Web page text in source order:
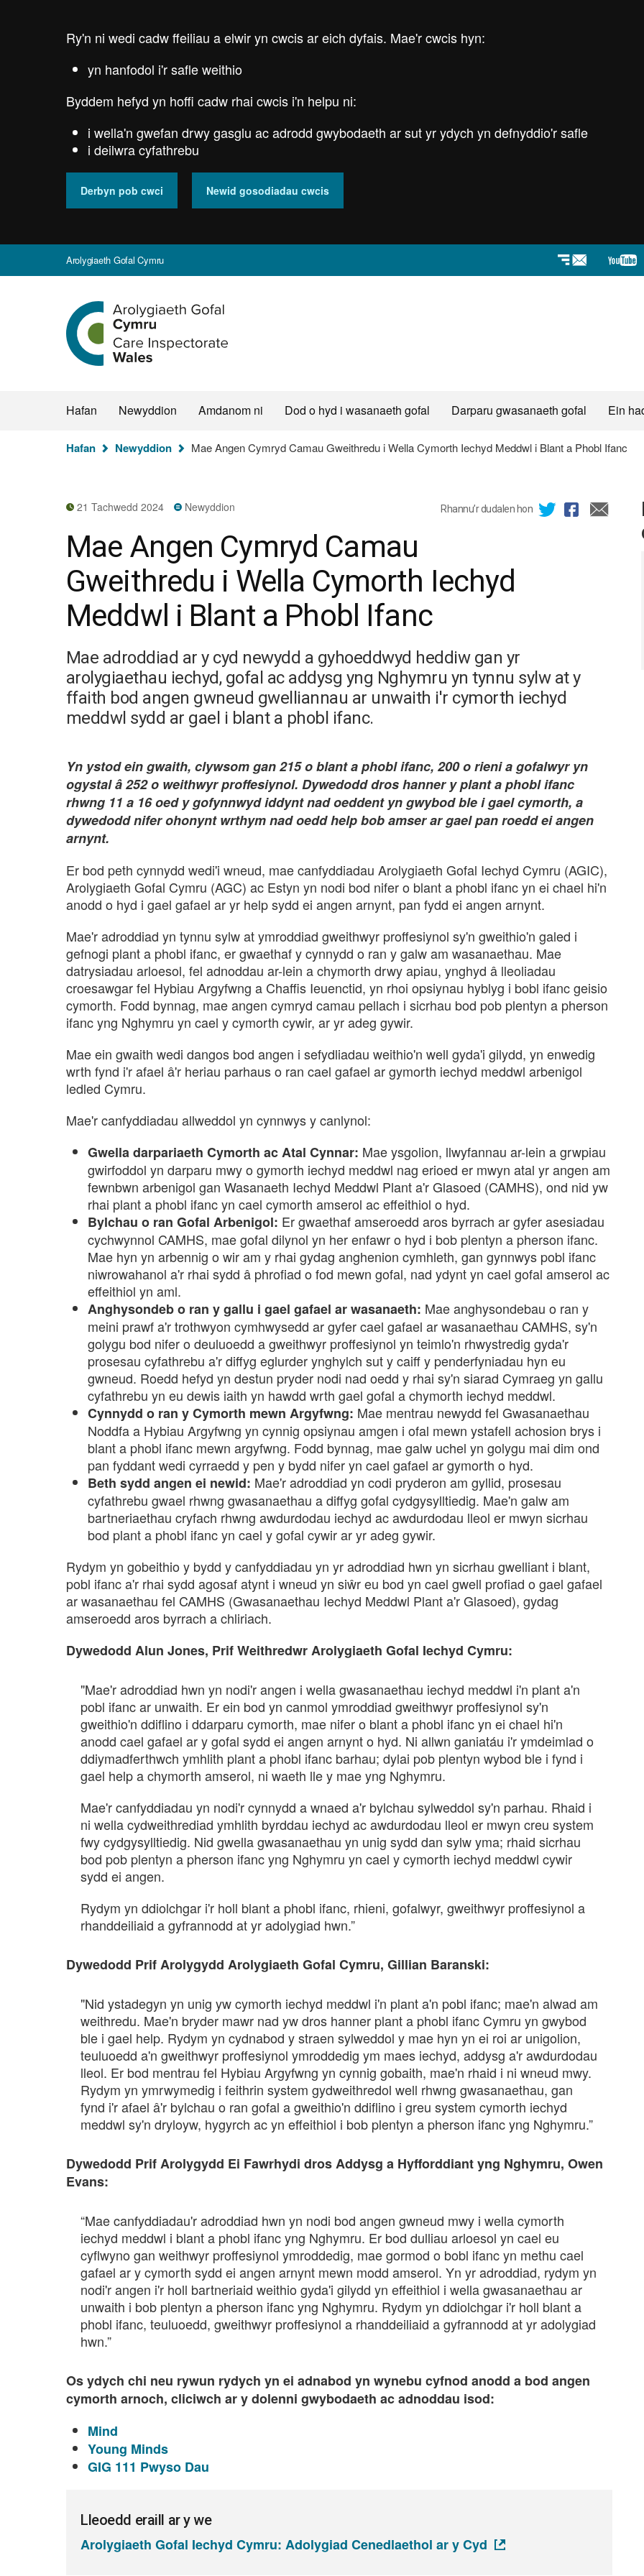
Ry'n ni wedi cadw ffeiliau a elwir yn cwcis ar eich dyfais. Mae'r cwcis hyn:
yn hanfodol i'r safle weithio
Byddem hefyd yn hoffi cadw rhai cwcis i'n helpu ni:
i wella'n gwefan drwy gasglu ac adrodd gwybodaeth ar sut yr ydych yn defnyddio'r safle
i deilwra cyfathrebu
Derbyn pob cwci Newid gosodiadau cwcis
Arolygiaeth Gofal Cymru Newyddlenni
Ewch
i
hafan
Arolygiaeth
Gofal
Hafan Newyddion Amdanom ni Dod o hyd i wasanaeth gofal Darparu gwasanaeth gofal Ein
Rydych
Hafan Newyddion Mae Angen Cymryd Camau Gweithredu i Wella Cymorth Iechyd Meddwl i Blant a Phobl Ifanc
Rhannu’r dudalen hon
21 Tachwedd 2024 Newyddion
Mae Angen Cymryd Camau
Gweithredu i Wella Cymorth Iechyd
Meddwl i Blant a Phobl Ifanc
Mae adroddiad ar y cyd newydd a gyhoeddwyd heddiw gan yr
arolygiaethau iechyd, gofal ac addysg yng Nghymru yn tynnu sylw at y
ffaith bod angen gwneud gwelliannau ar unwaith i'r cymorth iechyd
meddwl sydd ar gael i blant a phobl ifanc.
Yn ystod ein gwaith, clywsom gan 215 o blant a phobl ifanc, 200 o rieni a gofalwyr yn
ogystal â 252 o weithwyr proffesiynol. Dywedodd dros hanner y plant a phobl ifanc
rhwng 11 a 16 oed y gofynnwyd iddynt nad oeddent yn gwybod ble i gael cymorth, a
dywedodd nifer ohonynt wrthym nad oedd help bob amser ar gael pan roedd ei angen
arnynt.
Er bod peth cynnydd wedi'i wneud, mae canfyddiadau Arolygiaeth Gofal Iechyd Cymru (AGIC),
Arolygiaeth Gofal Cymru (AGC) ac Estyn yn nodi bod nifer o blant a phobl ifanc yn ei chael hi'n
anodd o hyd i gael gafael ar yr help sydd ei angen arnynt, pan fydd ei angen arnynt.
Mae'r adroddiad yn tynnu sylw at ymroddiad gweithwyr proffesiynol sy'n gweithio'n galed i
gefnogi plant a phobl ifanc, er gwaethaf y cynnydd o ran y galw am wasanaethau. Mae
datrysiadau arloesol, fel adnoddau ar-lein a chymorth drwy apiau, ynghyd â lleoliadau
croesawgar fel Hybiau Argyfwng a Chaffis Ieuenctid, yn rhoi opsiynau hyblyg i bobl ifanc geisio
cymorth. Fodd bynnag, mae angen cymryd camau pellach i sicrhau bod pob plentyn a pherson
ifanc yng Nghymru yn cael y cymorth cywir, ar yr adeg gywir.
Mae ein gwaith wedi dangos bod angen i sefydliadau weithio'n well gyda'i gilydd, yn enwedig
wrth fynd i'r afael â'r heriau parhaus o ran cael gafael ar gymorth iechyd meddwl arbenigol
ledled Cymru.
Mae'r canfyddiadau allweddol yn cynnwys y canlynol:
Gwella darpariaeth Cymorth ac Atal Cynnar: Mae ysgolion, llwyfannau ar-lein a grwpiau
gwirfoddol yn darparu mwy o gymorth iechyd meddwl nag erioed er mwyn atal yr angen am
fewnbwn arbenigol gan Wasanaeth Iechyd Meddwl Plant a'r Glasoed (CAMHS), ond nid yw
rhai plant a phobl ifanc yn cael cymorth amserol ac effeithiol o hyd.
Bylchau o ran Gofal Arbenigol: Er gwaethaf amseroedd aros byrrach ar gyfer asesiadau
cychwynnol CAMHS, mae gofal dilynol yn her enfawr o hyd i bob plentyn a pherson ifanc.
Mae hyn yn arbennig o wir am y rhai gydag anghenion cymhleth, gan gynnwys pobl ifanc
niwrowahanol a'r rhai sydd â phrofiad o fod mewn gofal, nad ydynt yn cael gofal amserol ac
effeithiol yn aml.
Anghysondeb o ran y gallu i gael gafael ar wasanaeth: Mae anghysondebau o ran y
meini prawf a'r trothwyon cymhwysedd ar gyfer cael gafael ar wasanaethau CAMHS, sy'n
golygu bod nifer o deuluoedd a gweithwyr proffesiynol yn teimlo'n rhwystredig gyda'r
prosesau cyfathrebu a'r diffyg eglurder ynghylch sut y caiff y penderfyniadau hyn eu
gwneud. Roedd hefyd yn destun pryder nodi nad oedd y rhai sy'n siarad Cymraeg yn gallu
cyfathrebu yn eu dewis iaith yn hawdd wrth gael gofal a chymorth iechyd meddwl.
Cynnydd o ran y Cymorth mewn Argyfwng: Mae mentrau newydd fel Gwasanaethau
Noddfa a Hybiau Argyfwng yn cynnig opsiynau amgen i ofal mewn ystafell achosion brys i
blant a phobl ifanc mewn argyfwng. Fodd bynnag, mae galw uchel yn golygu mai dim ond
pan fyddant wedi cyrraedd y pen y bydd nifer yn cael gafael ar gymorth o hyd.
Beth sydd angen ei newid: Mae'r adroddiad yn codi pryderon am gyllid, prosesau
cyfathrebu gwael rhwng gwasanaethau a diffyg gofal cydgysylltiedig. Mae'n galw am
bartneriaethau cryfach rhwng awdurdodau iechyd ac awdurdodau lleol er mwyn sicrhau
bod plant a phobl ifanc yn cael y gofal cywir ar yr adeg gywir.
Rydym yn gobeithio y bydd y canfyddiadau yn yr adroddiad hwn yn sicrhau gwelliant i blant,
pobl ifanc a'r rhai sydd agosaf atynt i wneud yn siŵr eu bod yn cael gwell profiad o gael gafael
ar wasanaethau fel CAMHS (Gwasanaethau Iechyd Meddwl Plant a'r Glasoed), gydag
amseroedd aros byrrach a chliriach.
Dywedodd Alun Jones, Prif Weithredwr Arolygiaeth Gofal Iechyd Cymru:
"Mae'r adroddiad hwn yn nodi'r angen i wella gwasanaethau iechyd meddwl i'n plant a'n
pobl ifanc ar unwaith. Er ein bod yn canmol ymroddiad gweithwyr proffesiynol sy'n
gweithio'n ddiflino i ddarparu cymorth, mae nifer o blant a phobl ifanc yn ei chael hi'n
anodd cael gafael ar y gofal sydd ei angen arnynt o hyd. Ni allwn ganiatáu i'r ymdeimlad o
ddiymadferthwch ymhlith plant a phobl ifanc barhau; dylai pob plentyn wybod ble i fynd i
gael help a chymorth amserol, ni waeth lle y mae yng Nghymru.
Mae'r canfyddiadau yn nodi'r cynnydd a wnaed a'r bylchau sylweddol sy'n parhau. Rhaid i
ni wella cydweithrediad ymhlith byrddau iechyd ac awdurdodau lleol er mwyn creu system
fwy cydgysylltiedig. Nid gwella gwasanaethau yn unig sydd dan sylw yma; rhaid sicrhau
bod pob plentyn a pherson ifanc yng Nghymru yn cael y cymorth iechyd meddwl cywir
sydd ei angen.
Rydym yn ddiolchgar i'r holl blant a phobl ifanc, rhieni, gofalwyr, gweithwyr proffesiynol a
rhanddeiliaid a gyfrannodd at yr adolygiad hwn.”
Dywedodd Prif Arolygydd Arolygiaeth Gofal Cymru, Gillian Baranski:
"Nid ystadegyn yn unig yw cymorth iechyd meddwl i'n plant a'n pobl ifanc; mae'n alwad am
weithredu. Mae'n bryder mawr nad yw dros hanner plant a phobl ifanc Cymru yn gwybod
ble i gael help. Rydym yn cydnabod y straen sylweddol y mae hyn yn ei roi ar unigolion,
teuluoedd a'n gweithwyr proffesiynol ymroddedig ym maes iechyd, addysg a'r awdurdodau
lleol. Er bod mentrau fel Hybiau Argyfwng yn cynnig gobaith, mae'n rhaid i ni wneud mwy.
Rydym yn ymrwymedig i feithrin system gydweithredol well rhwng gwasanaethau, gan
fynd i'r afael â'r bylchau o ran gofal a gweithio'n ddiflino i greu system cymorth iechyd
meddwl sy'n dryloyw, hygyrch ac yn effeithiol i bob plentyn a pherson ifanc yng Nghymru.”
Dywedodd Prif Arolygydd Ei Fawrhydi dros Addysg a Hyfforddiant yng Nghymru, Owen
Evans:
“Mae canfyddiadau'r adroddiad hwn yn nodi bod angen gwneud mwy i wella cymorth
iechyd meddwl i blant a phobl ifanc yng Nghymru. Er bod dulliau arloesol yn cael eu
cyflwyno gan weithwyr proffesiynol ymroddedig, mae gormod o bobl ifanc yn methu cael
gafael ar y cymorth sydd ei angen arnynt mewn modd amserol. Yn yr adroddiad, rydym yn
nodi'r angen i'r holl bartneriaid weithio gyda'i gilydd yn effeithiol i wella gwasanaethau ar
unwaith i bob plentyn a pherson ifanc yng Nghymru. Rydym yn ddiolchgar i'r holl blant a
phobl ifanc, teuluoedd, gweithwyr proffesiynol a rhanddeiliaid a gyfrannodd at yr adolygiad
hwn.”
Os ydych chi neu rywun rydych yn ei adnabod yn wynebu cyfnod anodd a bod angen
cymorth arnoch, cliciwch ar y dolenni gwybodaeth ac adnoddau isod:
Mind
Young Minds
GIG 111 Pwyso Dau
Lleoedd eraill ar y we
Arolygiaeth Gofal Iechyd Cymru: Adolygiad Cenedlaethol ar y Cyd